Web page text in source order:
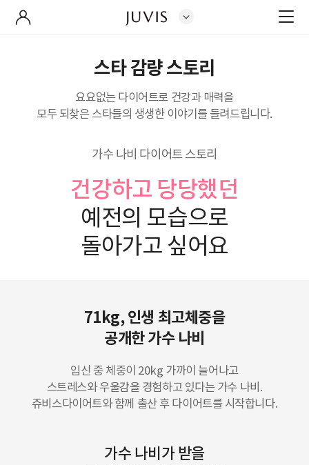
스타 감량 스토리
요요없는 다이어트로 건강과 매력을
모두 되찾은 스타들의 생생한 이야기를 들려드립니다.
가수 나비 다이어트 스토리
건강하고 당당했던
예전의 모습으로
돌아가고 싶어요
71kg, 인생 최고체중을
공개한 가수 나비
임신 중 체중이 20kg 가까이 늘어나고
스트레스와 우울감을 경험하고 있다는 가수 나비.
쥬비스다이어트와 함께 출산 후 다이어트를 시작합니다.
가수 나비가 받을